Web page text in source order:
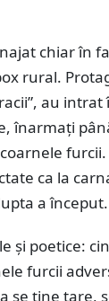
chiar în
rural.
au intrat
înarmați
ca la
a început.
și poetice:
furcii
se ține tare,